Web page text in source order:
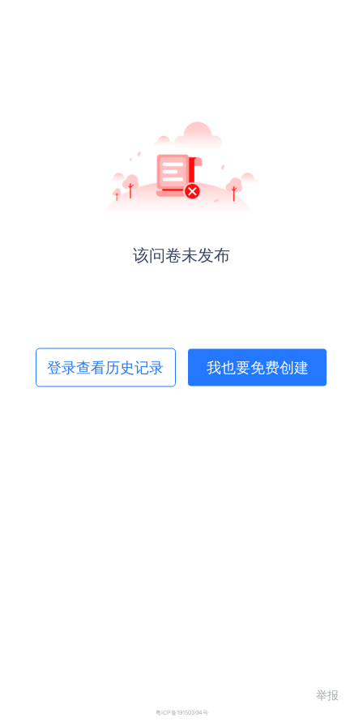
该问卷未发布
登录查看历史记录 我也要免费创建
粤ICP备19150304号
举报